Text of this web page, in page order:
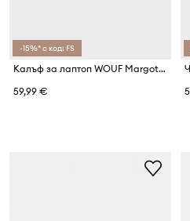
-15%* с код: FS
Калъф за лаптоп WOUF Margot 13" & 14"
59,99 €